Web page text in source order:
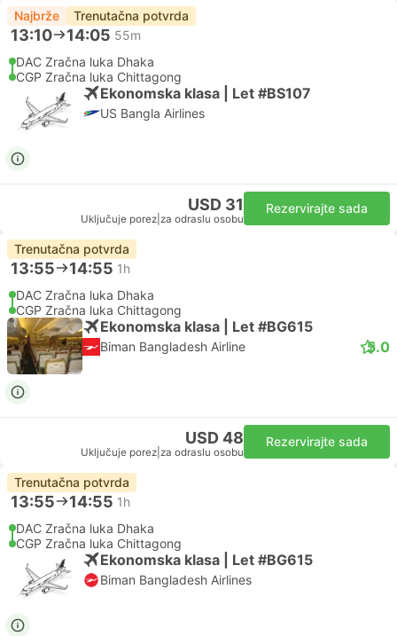
Najbrže Trenutačna potvrda
13:10 14:05 55m
DAC Zračna luka Dhaka
CGP Zračna luka Chittagong
Ekonomska klasa | Let #BS107
US Bangla Airlines
USD 31
Uključuje porez za odraslu osobu
Rezervirajte sada
Trenutačna potvrda
13:55 14:55 1h
DAC Zračna luka Dhaka
CGP Zračna luka Chittagong
Ekonomska klasa | Let #BG615
Biman Bangladesh Airline 5.0
USD 48
Uključuje porez za odraslu osobu
Rezervirajte sada
Trenutačna potvrda
13:55 14:55 1h
DAC Zračna luka Dhaka
CGP Zračna luka Chittagong
Ekonomska klasa | Let #BG615
Biman Bangladesh Airlines